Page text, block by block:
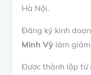
Hà Nội.
Đăng ký kinh
Minh Vỹ làm
Được thành lập từ